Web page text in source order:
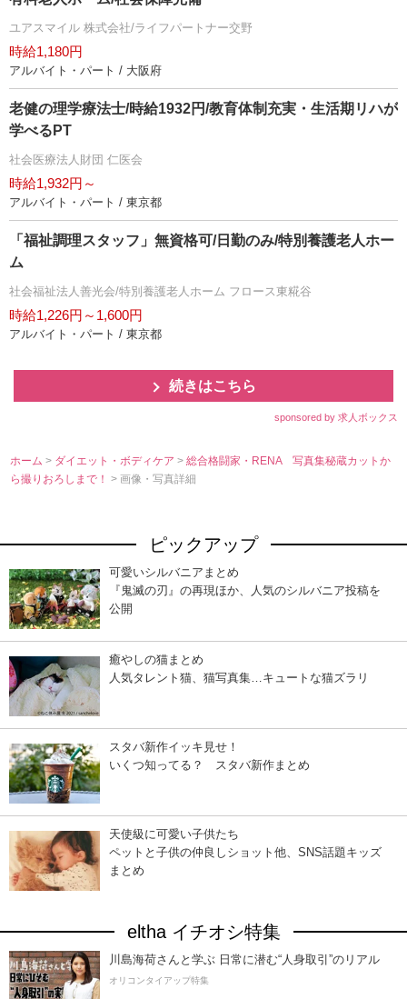
ユアスマイル 株式会社/ライフパートナー交野
時給1,180円
アルバイト・パート / 大阪府
老健の理学療法士/時給1932円/教育体制充実・生活期リハが
学べるPT
社会医療法人財団 仁医会
時給1,932円～
アルバイト・パート / 東京都
「福祉調理スタッフ」無資格可/日勤のみ/特別養護老人ホー
ム
社会福祉法人善光会/特別養護老人ホーム フロース東糀谷
時給1,226円～1,600円
アルバイト・パート / 東京都
続きはこちら
sponsored by 求人ボックス
ホーム > ダイエット・ボディケア>総合格闘家・RENA 写真集秘蔵カットか
ら撮りおろしまで！> 画像・写真詳細
ピックアップ
可愛いシルバニアまとめ
『鬼滅の刃』の再現ほか、人気のシルバニア投稿を
公開
癒やしの猫まとめ
人気タレント猫、猫写真集…キュートな猫ズラリ
スタバ新作イッキ見せ！
いくつ知ってる？ スタバ新作まとめ
天使級に可愛い子供たち
ペットと子供の仲良しショット他、SNS話題キッズ
まとめ
eltha イチオシ特集
川島海荷さんと学ぶ 日常に潜む“人身取引”のリアル
オリコンタイアップ特集